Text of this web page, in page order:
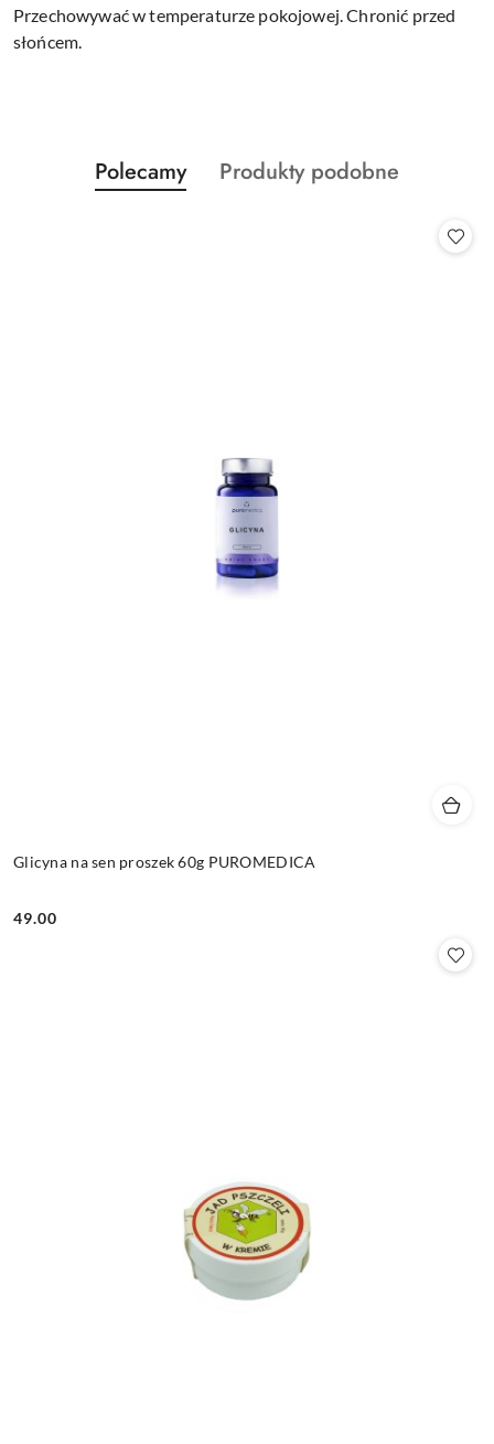
Przechowywać w temperaturze pokojowej. Chronić przed
słońcem.
Pomiń karuzelę produktów
Produkty
o
Polecamy
Produkty
Produkty podobne
Glicyna na sen proszek 60g PUROMEDICA
Cena:
49.00